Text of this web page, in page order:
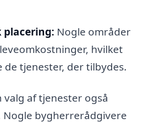
placering: Nogle områder
hvilket
de tjenester, der tilbydes.
valg af tjenester også
Nogle bygherrerådgivere